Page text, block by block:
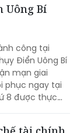
sức khỏe
mới.
công tại
Điển Uông Bí
mạn giai
phục ngay tại
8 được thực
viện Việt
tài chính